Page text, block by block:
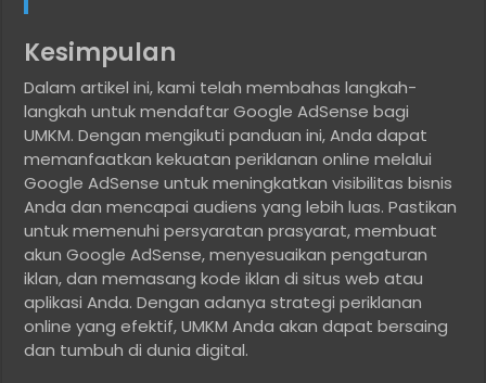
Kesimpulan
Dalam artikel ini, kami telah membahas langkah-
langkah untuk mendaftar Google AdSense bagi
UMKM. Dengan mengikuti panduan ini, Anda dapat
memanfaatkan kekuatan periklanan online melalui
Google AdSense untuk meningkatkan visibilitas bisnis
Anda dan mencapai audiens yang lebih luas. Pastikan
untuk memenuhi persyaratan prasyarat, membuat
akun Google AdSense, menyesuaikan pengaturan
iklan, dan memasang kode iklan di situs web atau
aplikasi Anda. Dengan adanya strategi periklanan
online yang efektif, UMKM Anda akan dapat bersaing
dan tumbuh di dunia digital.